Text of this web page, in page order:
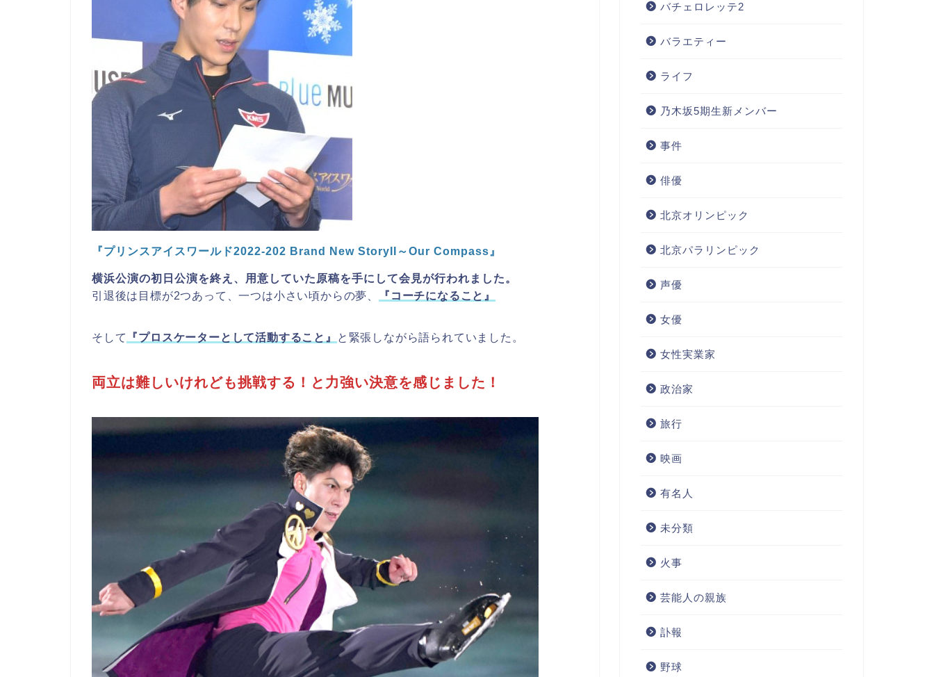
『プリンスアイスワールド2022-202 Brand New StoryII～Our Compass』
横浜公演の初日公演を終え、用意していた原稿を手にして会見が行われました。
引退後は目標が2つあって、一つは小さい頃からの夢、
『コーチになること』
そして 『プロスケーターとして活動すること』 と緊張しながら語られていました。
両立は難しいけれども挑戦する！と力強い決意を感じました！
バチェロレッテ2
バラエティー
ライフ
乃木坂5期生新メンバー
事件
俳優
北京オリンピック
北京パラリンピック
声優
女優
女性実業家
政治家
旅行
映画
有名人
未分類
火事
芸能人の親族
訃報
野球